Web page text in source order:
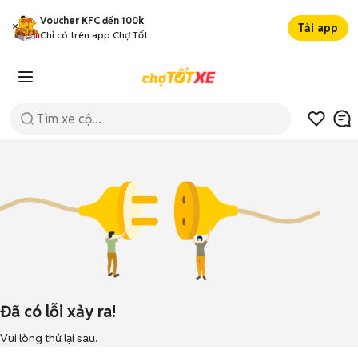
Voucher KFC đến 100k
Chỉ có trên app Chợ Tốt
Tải app
Đã có lỗi xảy ra!
Vui lòng thử lại sau.